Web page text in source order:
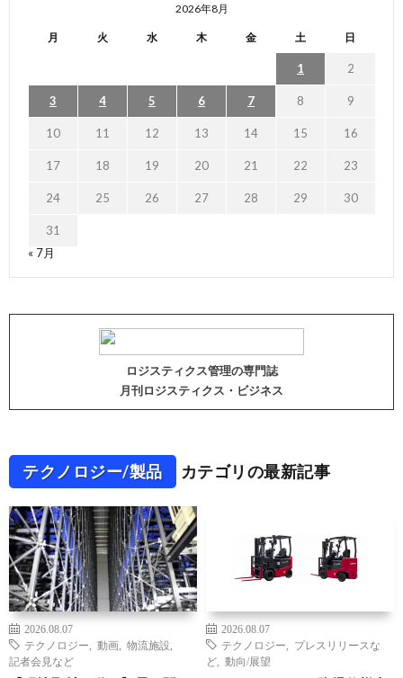
2026年8月
月 火 水 木 金 土 日
1 2
3 4 5 6 7 8 9
10 11 12 13 14 15 16
17 18 19 20 21 22 23
24 25 26 27 28 29 30
31
« 7月
ロジスティクス管理の専門誌
月刊ロジスティクス・ビジネス
テクノロジー/製品 カテゴリの最新記事
2026.08.07
テクノロジー
動画 物流施設
記者会見など
2026.08.07
テクノロジー
プレスリリースな
ど
動向/展望